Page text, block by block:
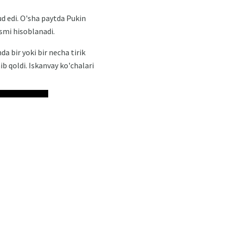
edi. O'sha paytda Pukin
hisoblanadi.
bir yoki bir necha tirik
qoldi. Iskanvay ko'chalari